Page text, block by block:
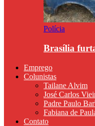
Polícia
Brasília
Emprego
Colunistas
Tailane Alvim
José Carlos
Padre Paulo
Fabiana de
Contato